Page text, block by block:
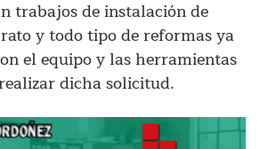
trabajos de instalación de
y todo tipo de reformas ya
el equipo y las herramientas
dicha solicitud.